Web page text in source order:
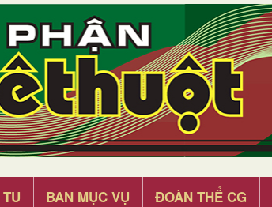
BAN MỤC VỤ ĐOÀN THỂ CG